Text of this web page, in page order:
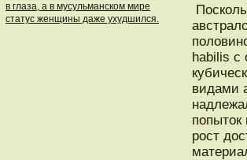
в глаза, а в мусульманском мире
статус женщины даже ухудшился.
habilis с
видами
рост